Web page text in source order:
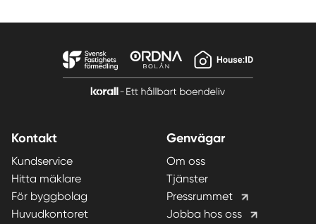
Kontakt
Kundservice
Hitta mäklare
För byggbolag
Huvudkontoret
Genvägar
Om oss
Tjänster
Pressrummet
Jobba hos oss